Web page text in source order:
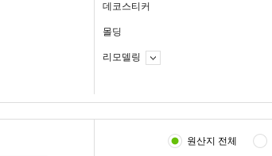
데코스티커
몰딩
리모델링
원산지 전체